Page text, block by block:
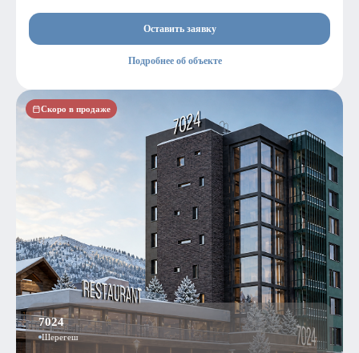
Оставить заявку
Подробнее об объекте
Скоро в продаже
7024
Шерегеш